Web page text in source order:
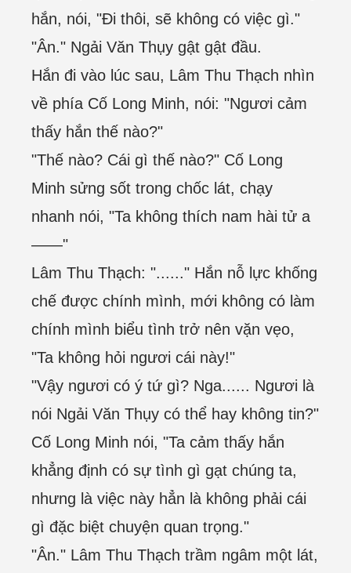
hắn, nói, "Đi thôi, sẽ không có việc gì."
"Ân." Ngải Văn Thụy gật gật đầu.
Hắn đi vào lúc sau, Lâm Thu Thạch nhìn
về phía Cố Long Minh, nói: "Ngươi cảm
thấy hắn thế nào?"
"Thế nào? Cái gì thế nào?" Cố Long
Minh sửng sốt trong chốc lát, chạy
nhanh nói, "Ta không thích nam hài tử a
——"
Lâm Thu Thạch: "......" Hắn nỗ lực khống
chế được chính mình, mới không có làm
chính mình biểu tình trở nên vặn vẹo,
"Ta không hỏi ngươi cái này!"
"Vậy ngươi có ý tứ gì? Nga...... Ngươi là
nói Ngải Văn Thụy có thể hay không tin?"
Cố Long Minh nói, "Ta cảm thấy hắn
khẳng định có sự tình gì gạt chúng ta,
nhưng là việc này hẳn là không phải cái
gì đặc biệt chuyện quan trọng."
"Ân." Lâm Thu Thạch trầm ngâm một lát,